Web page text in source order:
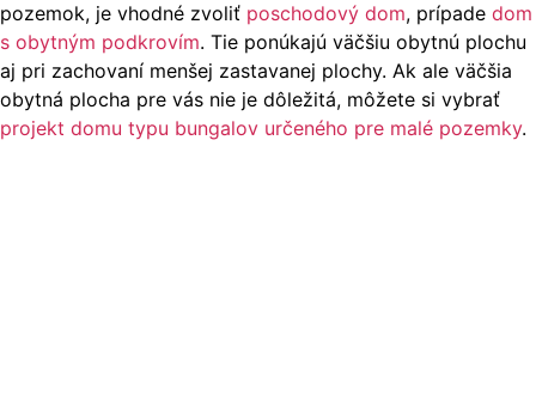
pozemok, je vhodné zvoliť poschodový dom, prípade dom
s obytným podkrovím. Tie ponúkajú väčšiu obytnú plochu
aj pri zachovaní menšej zastavanej plochy. Ak ale väčšia
obytná plocha pre vás nie je dôležitá, môžete si vybrať
projekt domu typu bungalov určeného pre malé pozemky.